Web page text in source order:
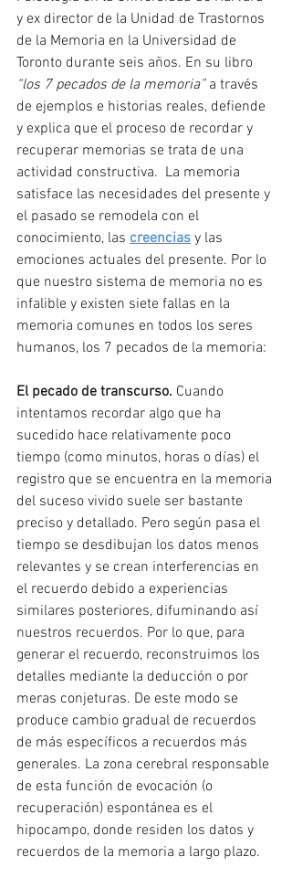
y ex director de la Unidad de Trastornos
de la Memoria en la Universidad de
Toronto durante seis años. En su libro
“los 7 pecados de la memoria” a través
de ejemplos e historias reales, defiende
y explica que el proceso de recordar y
recuperar memorias se trata de una
actividad constructiva.  La memoria
satisface las necesidades del presente y
el pasado se remodela con el
conocimiento, las creencias y las
emociones actuales del presente. Por lo
que nuestro sistema de memoria no es
infalible y existen siete fallas en la
memoria comunes en todos los seres
humanos, los 7 pecados de la memoria:
El pecado de transcurso. Cuando
intentamos recordar algo que ha
sucedido hace relativamente poco
tiempo (como minutos, horas o días) el
registro que se encuentra en la memoria
del suceso vivido suele ser bastante
preciso y detallado. Pero según pasa el
tiempo se desdibujan los datos menos
relevantes y se crean interferencias en
el recuerdo debido a experiencias
similares posteriores, difuminando así
nuestros recuerdos. Por lo que, para
generar el recuerdo, reconstruimos los
detalles mediante la deducción o por
meras conjeturas. De este modo se
produce cambio gradual de recuerdos
de más específicos a recuerdos más
generales. La zona cerebral responsable
de esta función de evocación (o
recuperación) espontánea es el
hipocampo, donde residen los datos y
recuerdos de la memoria a largo plazo.